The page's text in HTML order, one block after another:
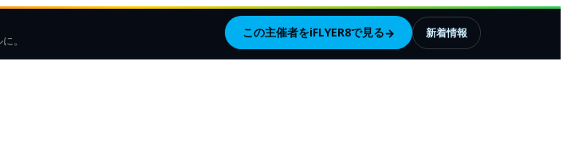
。
この主催者をiFLYER8で見る→ 新着情報